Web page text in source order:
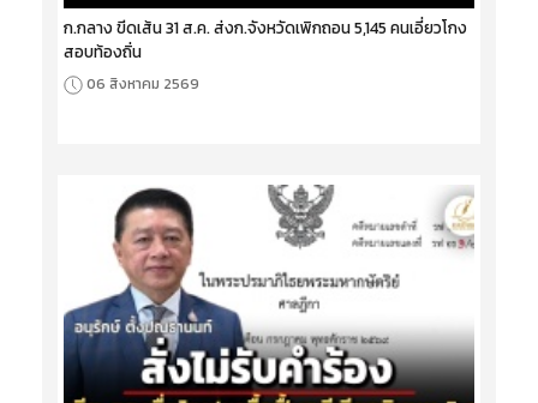
ก.กลาง ขีดเส้น 31 ส.ค. ส่งก.จังหวัดเพิกถอน 5,145 คนเอี่ยวโกง
สอบท้องถิ่น
06 สิงหาคม 2569